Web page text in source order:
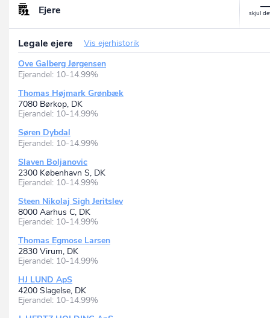
Ejere
Legale ejere
Vis ejerhistorik
Ove Galberg Jørgensen
Ejerandel: 10-14.99%
Thomas Højmark Grønbæk
7080 Børkop, DK
Ejerandel: 10-14.99%
Søren Dybdal
Ejerandel: 10-14.99%
Slaven Boljanovic
2300 København S, DK
Ejerandel: 10-14.99%
Steen Nikolaj Sigh Jeritslev
8000 Aarhus C, DK
Ejerandel: 10-14.99%
Thomas Egmose Larsen
2830 Virum, DK
Ejerandel: 10-14.99%
HJ LUND ApS
4200 Slagelse, DK
Ejerandel: 10-14.99%